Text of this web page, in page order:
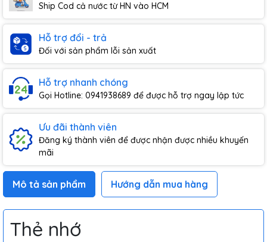
Ship Cod cả nước từ HN vào HCM
Hỗ trợ đổi - trả
Đối với sản phẩm lỗi sản xuất
Hỗ trợ nhanh chóng
Gọi Hotline: 0941938689 để được hỗ trợ ngay lập tức
Ưu đãi thành viên
Đăng ký thành viên để được nhận được nhiều khuyến
mãi
Mô tả sản phẩm Hướng dẫn mua hàng
Thẻ nhớ